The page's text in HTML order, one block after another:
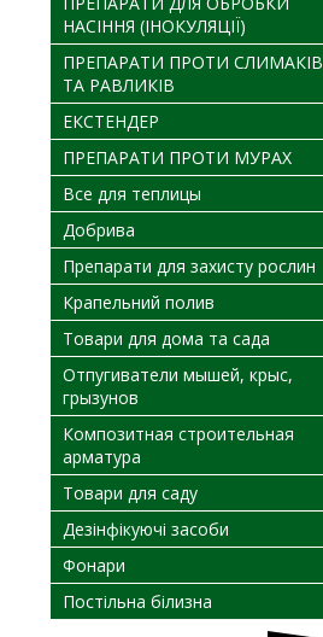
НАСІННЯ (ІНОКУЛЯЦІЇ)
ПРЕПАРАТИ ПРОТИ СЛИМАКІВ
ТА РАВЛИКІВ
ЕКСТЕНДЕР
ПРЕПАРАТИ ПРОТИ МУРАХ
Все для теплицы
Добрива
Препарати для захисту рослин
Крапельний полив
Товари для дома та сада
Отпугиватели мышей, крыс,
грызунов
Композитная строительная
арматура
Товари для саду
Дезінфікуючі засоби
Фонари
Постільна білизна